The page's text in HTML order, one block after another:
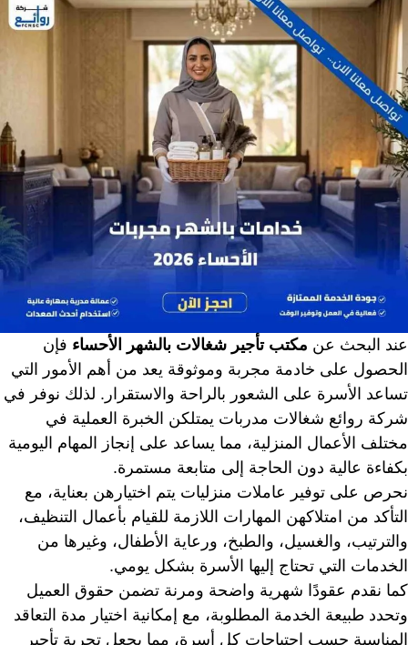
عند البحث عن مكتب تأجير شغالات بالشهر الأحساء فإن
الحصول على خادمة مجربة وموثوقة يعد من أهم الأمور التي
تساعد الأسرة على الشعور بالراحة والاستقرار. لذلك نوفر في
شركة روائع شغالات مدربات يمتلكن الخبرة العملية في
مختلف الأعمال المنزلية، مما يساعد على إنجاز المهام اليومية
بكفاءة عالية دون الحاجة إلى متابعة مستمرة.
نحرص على توفير عاملات منزليات يتم اختيارهن بعناية، مع
التأكد من امتلاكهن المهارات اللازمة للقيام بأعمال التنظيف،
والترتيب، والغسيل، والطبخ، ورعاية الأطفال، وغيرها من
الخدمات التي تحتاج إليها الأسرة بشكل يومي.
كما نقدم عقودًا شهرية واضحة ومرنة تضمن حقوق العميل
وتحدد طبيعة الخدمة المطلوبة، مع إمكانية اختيار مدة التعاقد
المناسبة حسب احتياجات كل أسرة، مما يجعل تجربة تأجير